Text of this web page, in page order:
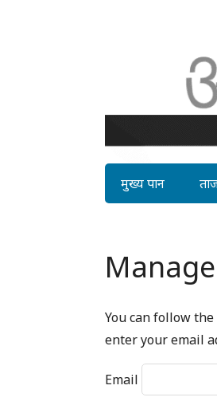
मुख्य पान
You can follow
enter your email
Email